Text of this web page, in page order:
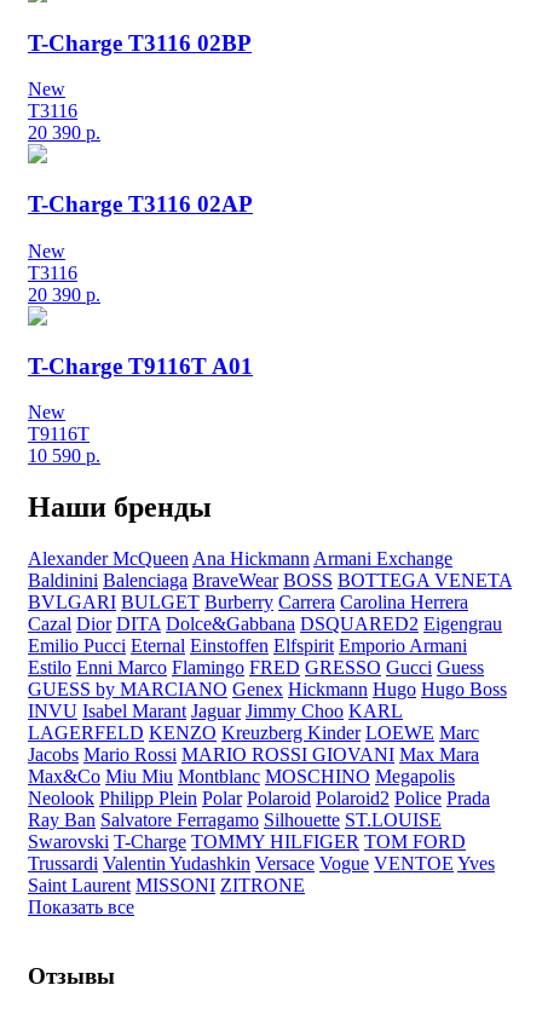
T-Charge T3116 02BP
New
T3116
20 390 р.
T-Charge T3116 02AP
New
T3116
20 390 р.
T-Charge T9116T A01
New
T9116T
10 590 р.
Наши бренды
Alexander McQueen Ana Hickmann Armani Exchange
Baldinini Balenciaga BraveWear BOSS BOTTEGA VENETA
BVLGARI BULGET Burberry Carrera Carolina Herrera
Cazal Dior DITA Dolce&Gabbana DSQUARED2 Eigengrau
Emilio Pucci Eternal Einstoffen Elfspirit Emporio Armani
Estilo Enni Marco Flamingo FRED GRESSO Gucci Guess
GUESS by MARCIANO Genex Hickmann Hugo Hugo Boss
INVU Isabel Marant Jaguar Jimmy Choo KARL
LAGERFELD KENZO Kreuzberg Kinder LOEWE Marc
Jacobs Mario Rossi MARIO ROSSI GIOVANI Max Mara
Max&Co Miu Miu Montblanc MOSCHINO Megapolis
Neolook Philipp Plein Polar Polaroid Polaroid2 Police Prada
Ray Ban Salvatore Ferragamo Silhouette ST.LOUISE
Swarovski T-Charge TOMMY HILFIGER TOM FORD
Trussardi Valentin Yudashkin Versace Vogue VENTOE Yves
Saint Laurent MISSONI ZITRONE
Показать все
Отзывы